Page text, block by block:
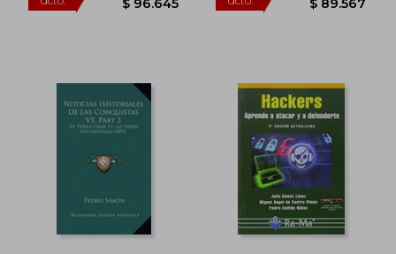
dcto. $ 89.437 dcto.